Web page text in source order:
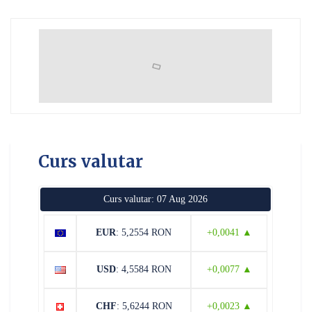
Curs valutar
Curs valutar: 07 Aug 2026
EUR: 5,2554 RON +0,0041 ▲
USD: 4,5584 RON +0,0077 ▲
CHF: 5,6244 RON +0,0023 ▲